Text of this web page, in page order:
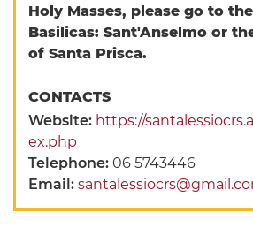
Holy Masses, please go to
Basilicas: Sant'Anselmo or
of Santa Prisca.
CONTACTS
Website: https://
ex.php
Telephone:06 5743446
Email: